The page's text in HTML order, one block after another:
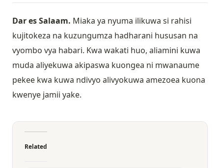
Dar es Salaam. Miaka ya nyuma ilikuwa si rahisi
kujitokeza na kuzungumza hadharani hususan na
vyombo vya habari. Kwa wakati huo, aliamini kuwa
muda aliyekuwa akipaswa kuongea ni mwanaume
pekee kwa kuwa ndivyo alivyokuwa amezoea kuona
kwenye jamii yake.
Related